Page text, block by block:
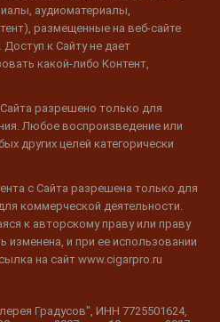
аудиоматериалы,
размещенные на веб-сайте
к Сайту не дает
какой-либо Контент,
разрешено только для
Любое воспроизведение или
других целей категорически
с Сайта разрешена только для
коммерческой деятельности.
к авторскому праву или праву
изменена, и при ее использовании
на сайт www.cigarpro.ru
Градусов", ИНН 7725501624,